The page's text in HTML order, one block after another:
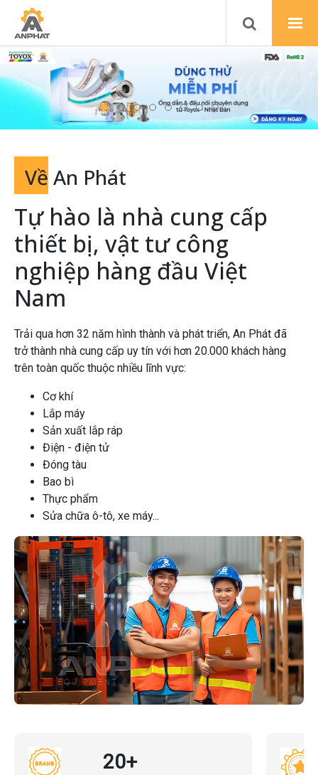
Về An Phát
Tự hào là nhà cung cấp
thiết bị, vật tư công
nghiệp hàng đầu Việt
Nam
Trải qua hơn 32 năm hình thành và phát triển, An Phát đã
trở thành nhà cung cấp uy tín với hơn 20.000 khách hàng
trên toàn quốc thuộc nhiều lĩnh vực:
Cơ khí
Lắp máy
Sản xuất lắp ráp
Điện - điện tử
Đóng tàu
Bao bì
Thực phẩm
Sửa chữa ô-tô, xe máy...
20+